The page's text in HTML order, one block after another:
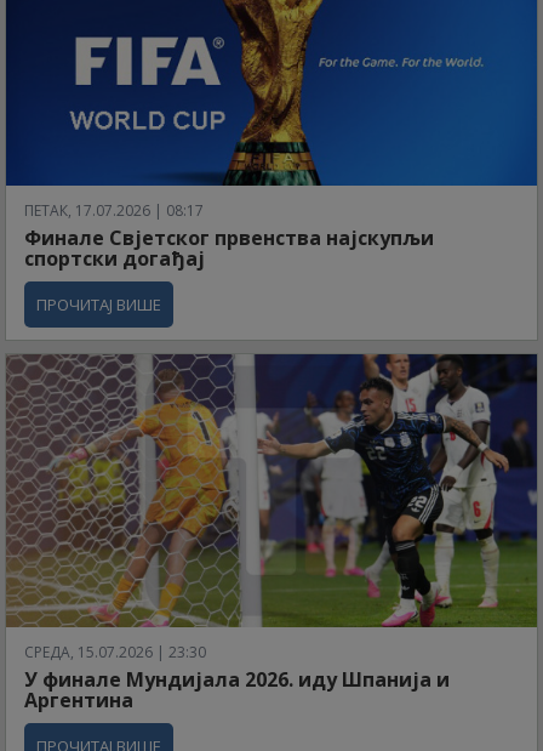
ПЕТАК, 17.07.2026 | 08:17
Финале Свјетског првенства најскупљи
спортски догађај
ПРОЧИТАЈ ВИШЕ
СРЕДА, 15.07.2026 | 23:30
У финале Мундијала 2026. иду Шпанија и
Аргентина
ПРОЧИТАЈ ВИШЕ